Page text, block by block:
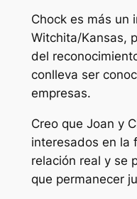
Chock es más un
Witchita/Kansas,
del
conlleva ser
empresas.
Creo que Joan y
interesados en la
relación real y se
que permanecer